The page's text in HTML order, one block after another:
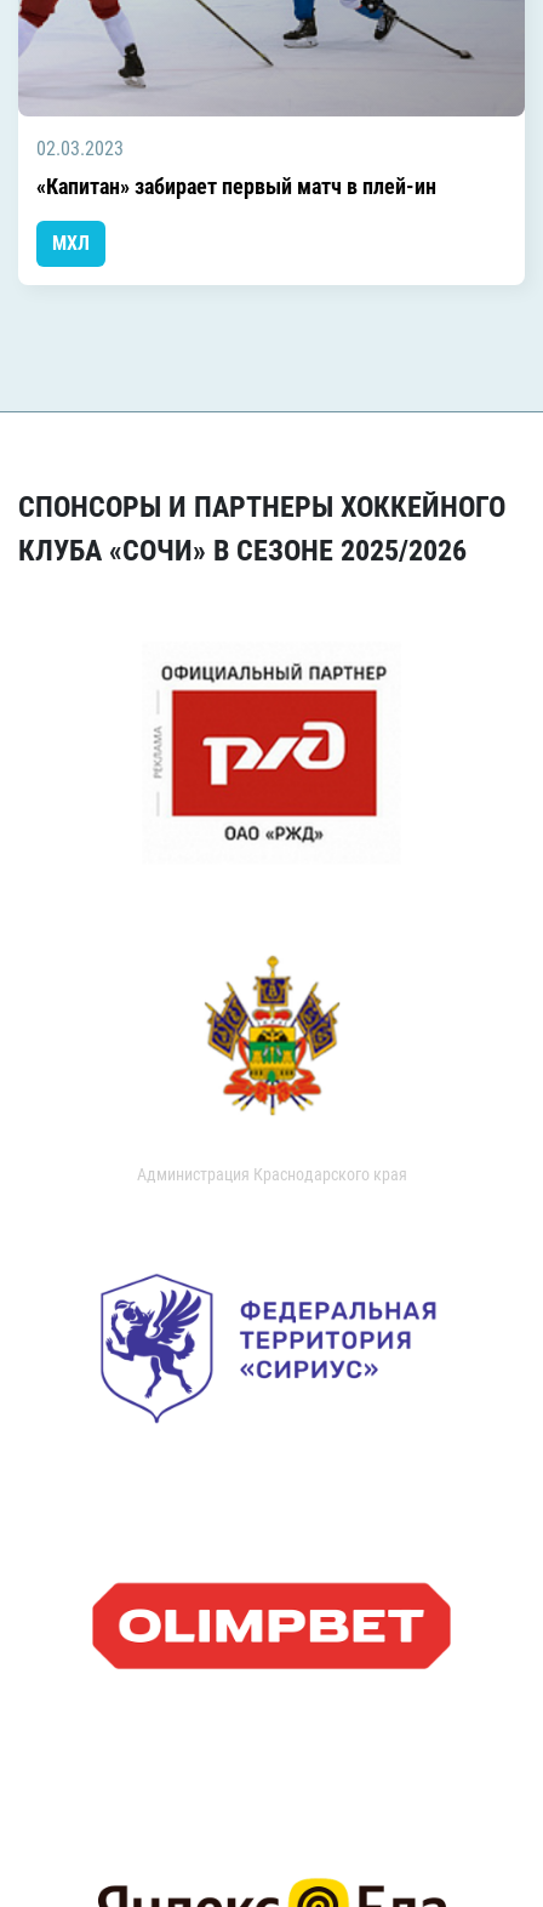
02.03.2023
«Капитан» забирает первый матч в плей-ин
МХЛ
СПОНСОРЫ И ПАРТНЕРЫ ХОККЕЙНОГО
КЛУБА «СОЧИ» В СЕЗОНЕ 2025/2026
Администрация Краснодарского края